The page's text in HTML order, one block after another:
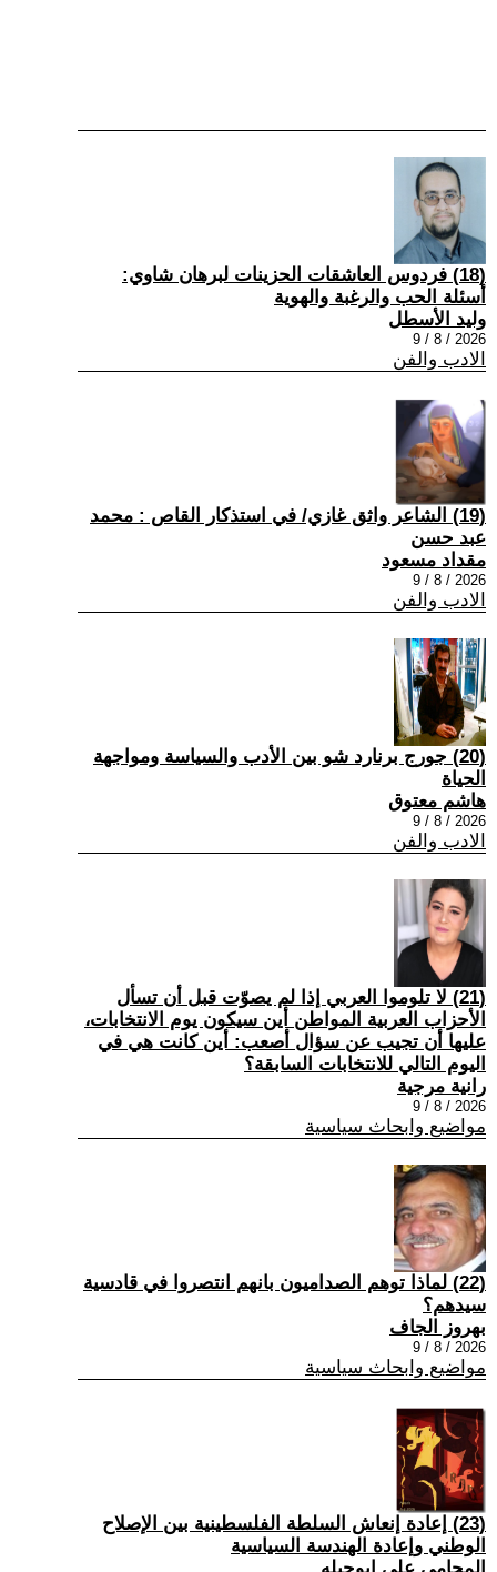
(18) فردوس العاشقات الحزينات لبرهان شاوي:
أسئلة الحب والرغبة والهوية
وليد الأسطل
2026 / 8 / 9
الادب والفن
(19) الشاعر واثق غازي/ في استذكار القاص : محمد
عبد حسن
مقداد مسعود
2026 / 8 / 9
الادب والفن
(20) جورج برنارد شو بين الأدب والسياسة ومواجهة
الحياة
هاشم معتوق
2026 / 8 / 9
الادب والفن
(21) لا تلوموا العربي إذا لم يصوّت قبل أن تسأل
الأحزاب العربية المواطن أين سيكون يوم الانتخابات،
عليها أن تجيب عن سؤال أصعب: أين كانت هي في
اليوم التالي للانتخابات السابقة؟
رانية مرجية
2026 / 8 / 9
مواضيع وابحاث سياسية
(22) ‏لماذا توهم الصداميون بانهم انتصروا في قادسية
سيدهم؟
بهروز الجاف
2026 / 8 / 9
مواضيع وابحاث سياسية
(23) إعادة إنعاش السلطة الفلسطينية بين الإصلاح
الوطني وإعادة الهندسة السياسية